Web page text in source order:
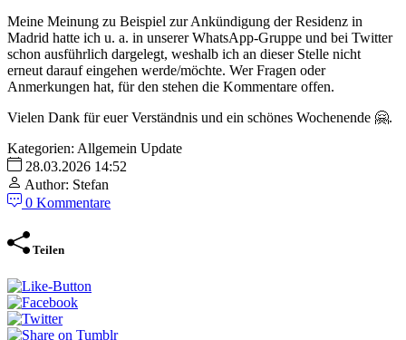
Meine Meinung zu Beispiel zur Ankündigung der Residenz in
Madrid hatte ich u. a. in unserer WhatsApp-Gruppe und bei Twitter
schon ausführlich dargelegt, weshalb ich an dieser Stelle nicht
erneut darauf eingehen werde/möchte. Wer Fragen oder
Anmerkungen hat, für den stehen die Kommentare offen.
Vielen Dank für euer Verständnis und ein schönes Wochenende 🤗.
Kategorien: Allgemein Update
28.03.2026 14:52
Author: Stefan
0 Kommentare
Teilen